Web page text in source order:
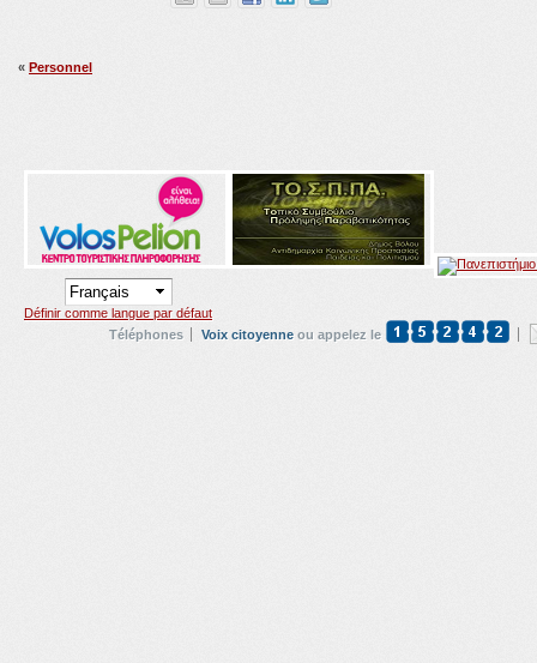
« Personnel
Définir comme langue par défaut
Téléphones
Voix citoyenne ou appelez le